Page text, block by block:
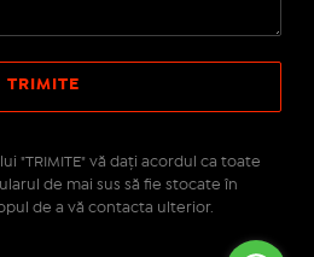
"TRIMITE" vă daţi acordul ca toate
de mai sus să fie stocate în
de a vă contacta ulterior.